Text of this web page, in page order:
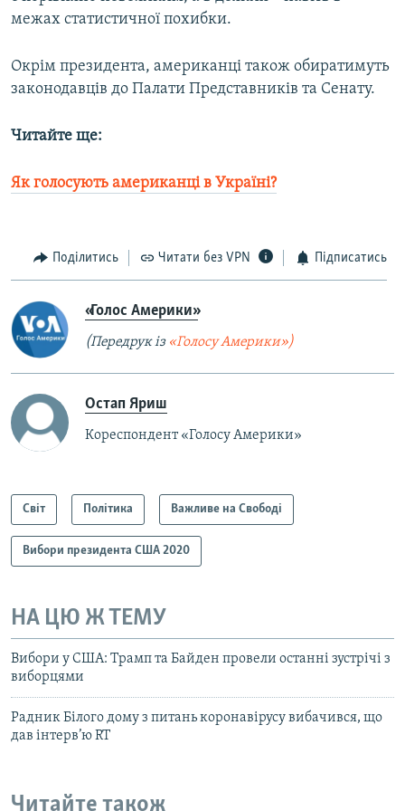
межах статистичної похибки.
Окрім президента, американці також обиратимуть
законодавців до Палати Представників та Сенату.
Читайте ще:
Як голосують американці в Україні?
Поділитись Читати без VPN Підписатись
«Голос Америки»
(Передрук із «Голосу Америки»)
Остап Яриш
Кореспондент «Голосу Америки»
Світ Політика Важливе на Свободі
Вибори президента США 2020
НА ЦЮ Ж ТЕМУ
Вибори у США: Трамп та Байден провели останні зустрічі з
виборцями
Радник Білого дому з питань коронавірусу вибачився, що
дав інтерв’ю RT
Читайте також